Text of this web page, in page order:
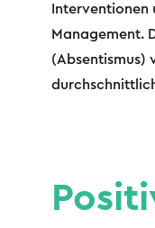
Interventionen
Management.
(Absentismus)